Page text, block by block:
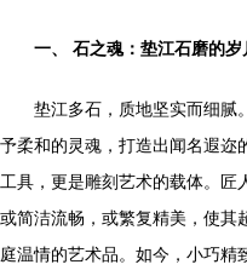
一、 石之魂：垫江石磨的岁
垫江多石，质地坚实而细腻
予柔和的灵魂，打造出闻名遐迩
工具，更是雕刻艺术的载体。匠
或简洁流畅，或繁复精美，使其
庭温情的艺术品。如今，小巧精